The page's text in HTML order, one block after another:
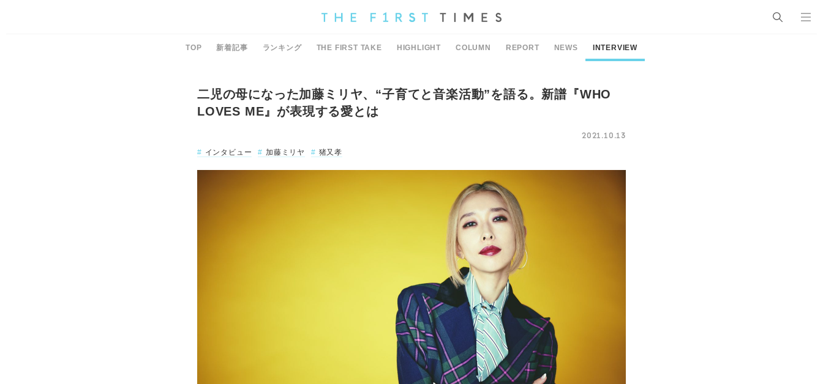
TOP 新着記事 ランキング THE FIRST TAKE HIGHLIGHT COLUMN REPORT NEWS INTERVIEW
二児の母になった加藤ミリヤ、“子育てと音楽活動”を語る。新譜『WHO
LOVES ME』が表現する愛とは
2021.10.13
インタビュー
加藤ミリヤ 猪又孝